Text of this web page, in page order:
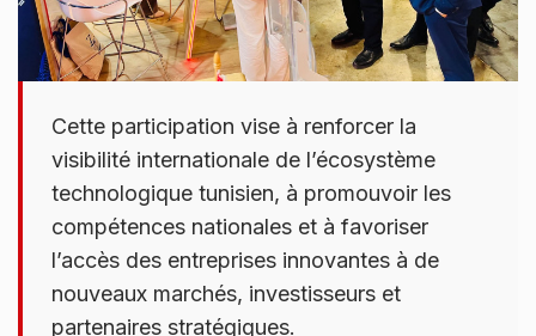
Cette participation vise à renforcer la
visibilité internationale de l’écosystème
technologique tunisien, à promouvoir les
compétences nationales et à favoriser
l’accès des entreprises innovantes à de
nouveaux marchés, investisseurs et
partenaires stratégiques.